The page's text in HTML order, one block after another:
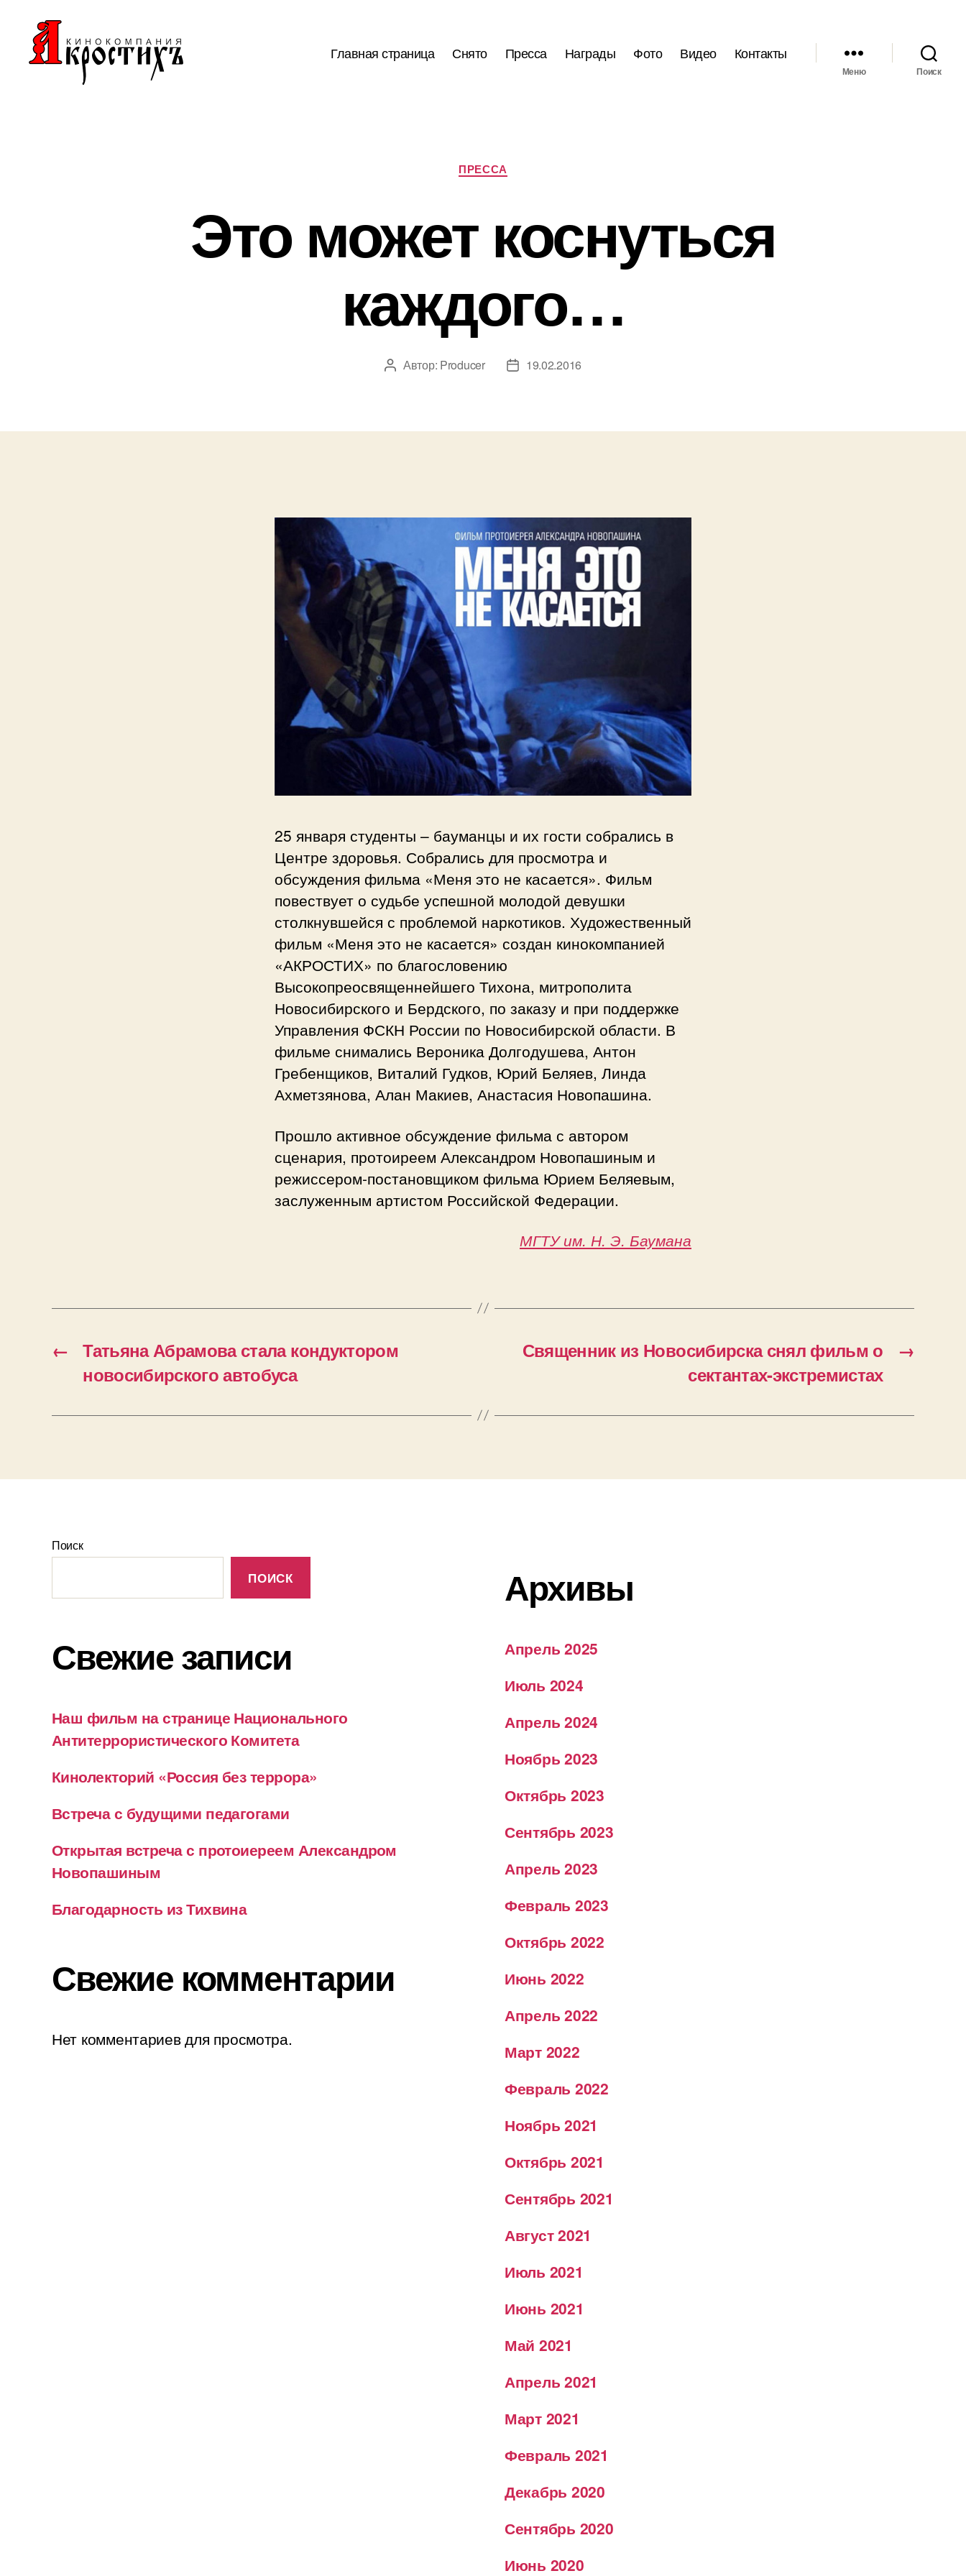
Главная страница Снято Пресса Награды Фото Видео Контакты
Меню Поиск
Рубрики
ПРЕССА
Это может коснуться
каждого…
Автор
Автор: Producer
Дата19.02.2016
25 января студенты – бауманцы и их гости собрались в
Центре здоровья. Собрались для просмотра и
обсуждения фильма «Меня это не касается». Фильм
повествует о судьбе успешной молодой девушки
столкнувшейся с проблемой наркотиков. Художественный
фильм «Меня это не касается» создан кинокомпанией
«АКРОСТИХ» по благословению
Высокопреосвященнейшего Тихона, митрополита
Новосибирского и Бердского, по заказу и при поддержке
Управления ФСКН России по Новосибирской области. В
фильме снимались Вероника Долгодушева, Антон
Гребенщиков, Виталий Гудков, Юрий Беляев, Линда
Ахметзянова, Алан Макиев, Анастасия Новопашина.
Прошло активное обсуждение фильма с автором
сценария, протоиреем Александром Новопашиным и
режиссером-постановщиком фильма Юрием Беляевым,
заслуженным артистом Российской Федерации.
МГТУ им. Н. Э. Баумана
←
Татьяна Абрамова стала кондуктором
новосибирского автобуса
→
Священник из Новосибирска снял фильм о
сектантах-экстремистах
Поиск
ПОИСК
Свежие записи
Наш фильм на странице Национального
Антитеррористического Комитета
Кинолекторий «Россия без террора»
Встреча с будущими педагогами
Открытая встреча с протоиереем Александром
Новопашиным
Благодарность из Тихвина
Свежие комментарии
Нет комментариев для просмотра.
Архивы
Апрель 2025
Июль 2024
Апрель 2024
Ноябрь 2023
Октябрь 2023
Сентябрь 2023
Апрель 2023
Февраль 2023
Октябрь 2022
Июнь 2022
Апрель 2022
Март 2022
Февраль 2022
Ноябрь 2021
Октябрь 2021
Сентябрь 2021
Август 2021
Июль 2021
Июнь 2021
Май 2021
Апрель 2021
Март 2021
Февраль 2021
Декабрь 2020
Сентябрь 2020
Июнь 2020